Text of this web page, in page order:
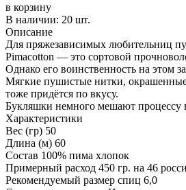
в корзину
В наличии: 20 шт.
Описание
Для пряжезависимых любительниц
Pimacotton — это сортовой
Однако его воинственность на этом
Мягкие пушистые нитки,
тоже придётся по вкусу.
Букляшки немного мешают процессу
Характеристики
Вес (гр) 50
Длина (м) 60
Состав 100% пима хлопок
Примерный расход 450 гр. на 46
Рекомендуемый размер спиц 6,0